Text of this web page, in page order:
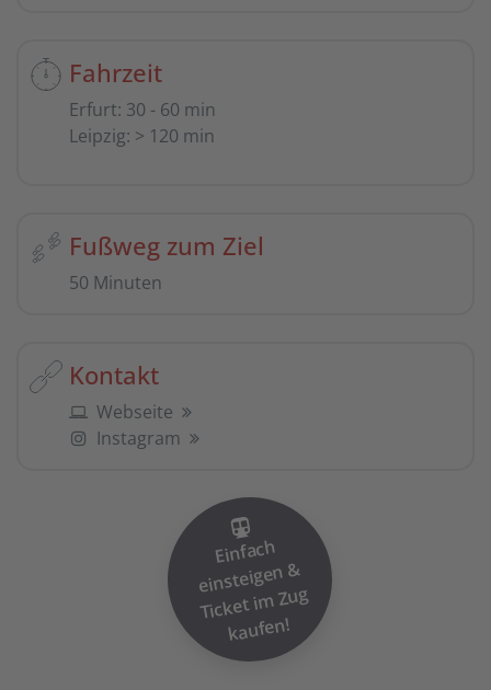
Fahrzeit
Erfurt: 30 - 60 min
Leipzig: > 120 min
Fußweg zum Ziel
50 Minuten
Kontakt
Webseite
Instagram
Einfach
einsteigen
&
Ticket i
m Zug
kaufen!